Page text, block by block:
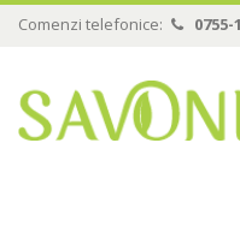
Comenzi telefonice: 0755-